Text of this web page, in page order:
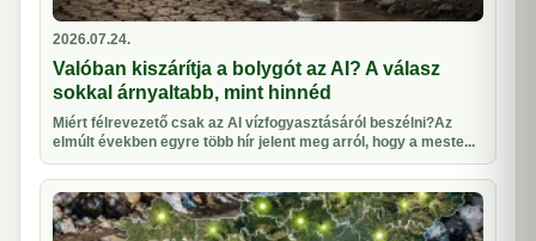
2026.07.24.
Valóban kiszárítja a bolygót az AI? A válasz
sokkal árnyaltabb, mint hinnéd
Miért félrevezető csak az AI vízfogyasztásáról beszélni?Az
elmúlt években egyre több hír jelent meg arról, hogy a meste...